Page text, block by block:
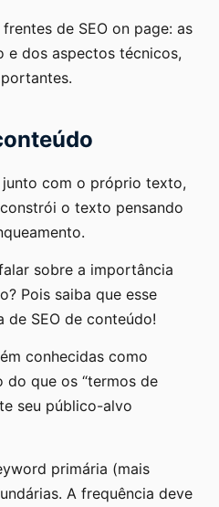
de SEO on page: as
e dos aspectos técnicos,
junto com o próprio texto,
o texto pensando
sobre a importância
Pois saiba que esse
de SEO de conteúdo!
conhecidas como
do que os “termos de
seu público-alvo
primária (mais
A frequência deve